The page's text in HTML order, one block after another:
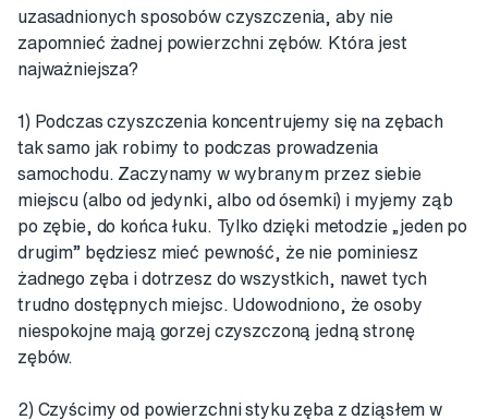
uzasadnionych sposobów czyszczenia, aby nie
zapomnieć żadnej powierzchni zębów. Która jest
najważniejsza?
1) Podczas czyszczenia koncentrujemy się na zębach
tak samo jak robimy to podczas prowadzenia
samochodu. Zaczynamy w wybranym przez siebie
miejscu (albo od jedynki, albo od ósemki) i myjemy ząb
po zębie, do końca łuku. Tylko dzięki metodzie „jeden po
drugim” będziesz mieć pewność, że nie pominiesz
żadnego zęba i dotrzesz do wszystkich, nawet tych
trudno dostępnych miejsc. Udowodniono, że osoby
niespokojne mają gorzej czyszczoną jedną stronę
zębów.
2) Czyścimy od powierzchni styku zęba z dziąsłem w